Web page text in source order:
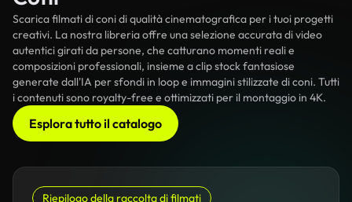
Scarica filmati di coni di qualità cinematografica per i tuoi progetti
creativi. La nostra libreria offre una selezione accurata di video
autentici girati da persone, che catturano momenti reali e
composizioni professionali, insieme a clip stock fantasiose
generate dall'IA per sfondi in loop e immagini stilizzate di coni. Tutti
i contenuti sono royalty-free e ottimizzati per il montaggio in 4K.
Esplora tutto il catalogo
Riepilogo della raccolta di filmati